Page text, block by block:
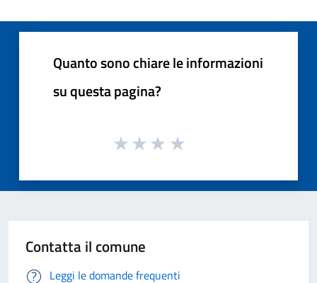
Quanto sono chiare le informazioni
su questa pagina?
Contatta il comune
Leggi le domande frequenti